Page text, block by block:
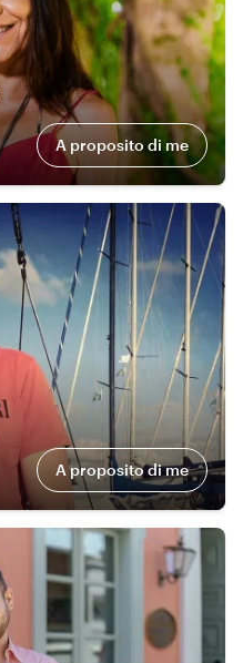
A proposito di me
A proposito di me